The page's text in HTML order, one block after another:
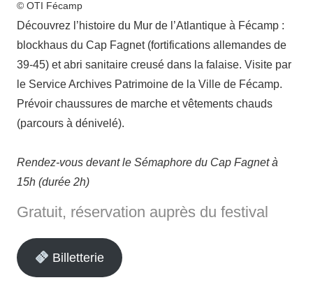
© OTI Fécamp
Découvrez l’histoire du Mur de l’Atlantique à Fécamp :
blockhaus du Cap Fagnet (fortifications allemandes de
39-45) et abri sanitaire creusé dans la falaise. Visite par
le Service Archives Patrimoine de la Ville de Fécamp.
Prévoir chaussures de marche et vêtements chauds
(parcours à dénivelé).
Rendez-vous devant le Sémaphore du Cap Fagnet à
15h (durée 2h)
Gratuit, réservation auprès du festival
Billetterie